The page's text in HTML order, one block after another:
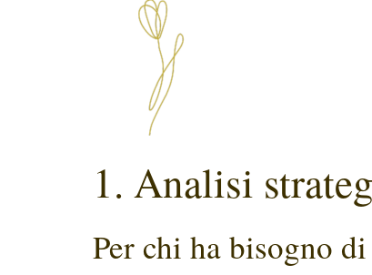
1. Analisi
Per chi ha bisogno